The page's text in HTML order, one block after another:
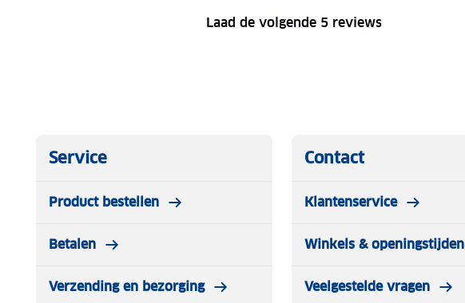
Laad de volgende 5 reviews
Service
Product bestellen
Betalen
Verzending en bezorging
Contact
Klantenservice
Winkels & openingstijden
Veelgestelde vragen